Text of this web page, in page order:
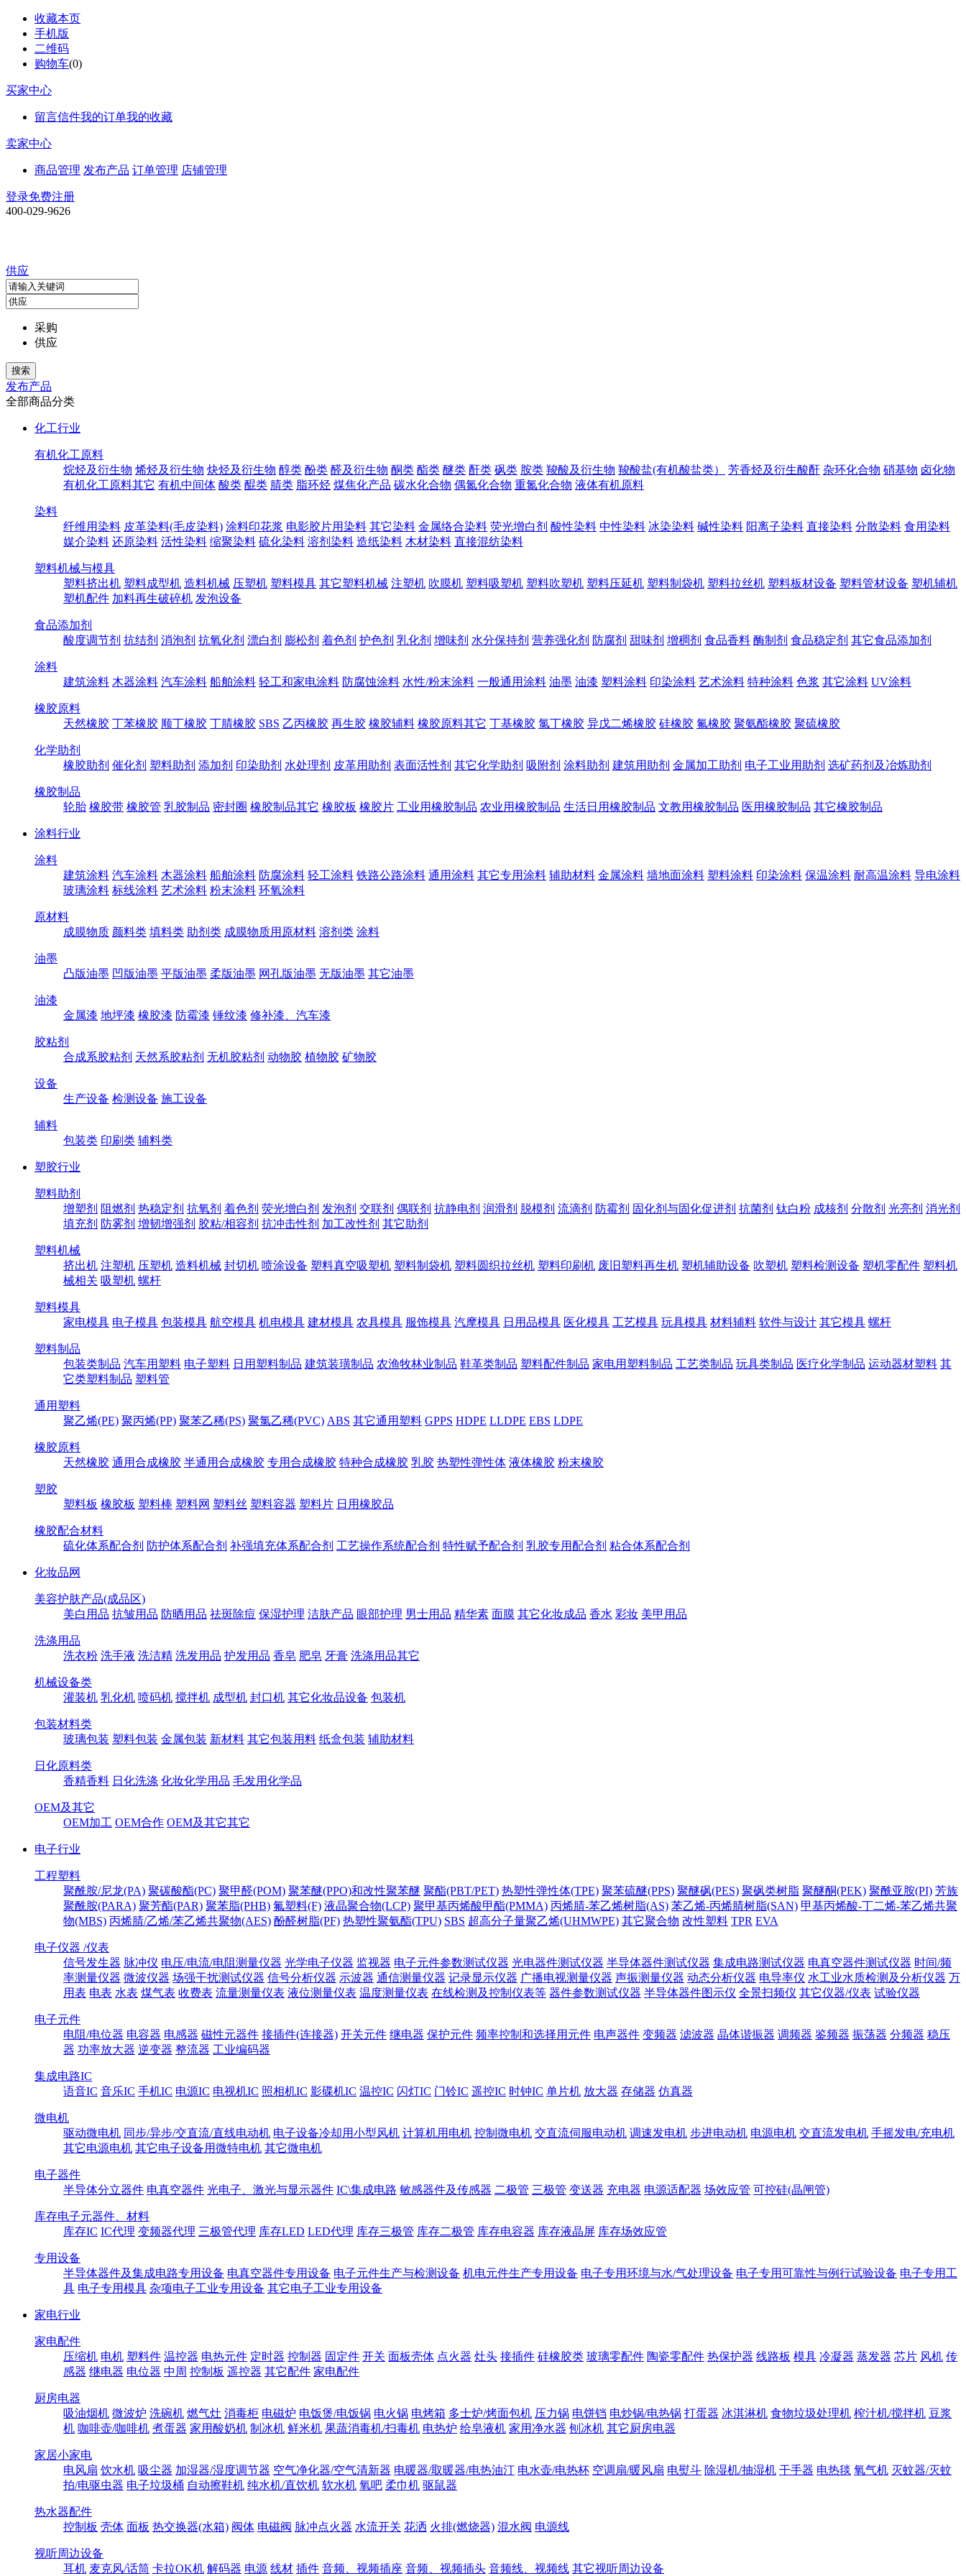
收藏本页
手机版
二维码
购物车(0)
买家中心
留言信件我的订单我的收藏
卖家中心
商品管理 发布产品 订单管理 店铺管理
登录免费注册
400-029-9626
供应
采购
供应
发布产品
全部商品分类
化工行业
有机化工原料
烷烃及衍生物 烯烃及衍生物 炔烃及衍生物 醇类 酚类 醛及衍生物 酮类 酯类 醚类 酐类 砜类 胺类 羧酸及衍生物 羧酸盐(有机酸盐类） 芳香烃及衍生酸酐 杂环化合物 硝基物 卤化物
有机化工原料其它 有机中间体 酸类 醌类 腈类 脂环烃 煤焦化产品 碳水化合物 偶氮化合物 重氮化合物 液体有机原料
染料
纤维用染料 皮革染料(毛皮染料) 涂料印花浆 电影胶片用染料 其它染料 金属络合染料 荧光增白剂 酸性染料 中性染料 冰染染料 碱性染料 阳离子染料 直接染料 分散染料 食用染料
媒介染料 还原染料 活性染料 缩聚染料 硫化染料 溶剂染料 造纸染料 木材染料 直接混纺染料
塑料机械与模具
塑料挤出机 塑料成型机 造料机械 压塑机 塑料模具 其它塑料机械 注塑机 吹膜机 塑料吸塑机 塑料吹塑机 塑料压延机 塑料制袋机 塑料拉丝机 塑料板材设备 塑料管材设备 塑机辅机
塑机配件 加料再生破碎机 发泡设备
食品添加剂
酸度调节剂 抗结剂 消泡剂 抗氧化剂 漂白剂 膨松剂 着色剂 护色剂 乳化剂 增味剂 水分保持剂 营养强化剂 防腐剂 甜味剂 增稠剂 食品香料 酶制剂 食品稳定剂 其它食品添加剂
涂料
建筑涂料 木器涂料 汽车涂料 船舶涂料 轻工和家电涂料 防腐蚀涂料 水性/粉末涂料 一般通用涂料 油墨 油漆 塑料涂料 印染涂料 艺术涂料 特种涂料 色浆 其它涂料 UV涂料
橡胶原料
天然橡胶 丁苯橡胶 顺丁橡胶 丁腈橡胶 SBS 乙丙橡胶 再生胶 橡胶辅料 橡胶原料其它 丁基橡胶 氯丁橡胶 异戊二烯橡胶 硅橡胶 氟橡胶 聚氨酯橡胶 聚硫橡胶
化学助剂
橡胶助剂 催化剂 塑料助剂 添加剂 印染助剂 水处理剂 皮革用助剂 表面活性剂 其它化学助剂 吸附剂 涂料助剂 建筑用助剂 金属加工助剂 电子工业用助剂 选矿药剂及冶炼助剂
橡胶制品
轮胎 橡胶带 橡胶管 乳胶制品 密封圈 橡胶制品其它 橡胶板 橡胶片 工业用橡胶制品 农业用橡胶制品 生活日用橡胶制品 文教用橡胶制品 医用橡胶制品 其它橡胶制品
涂料行业
涂料
建筑涂料 汽车涂料 木器涂料 船舶涂料 防腐涂料 轻工涂料 铁路公路涂料 通用涂料 其它专用涂料 辅助材料 金属涂料 墙地面涂料 塑料涂料 印染涂料 保温涂料 耐高温涂料 导电涂料
玻璃涂料 标线涂料 艺术涂料 粉末涂料 环氧涂料
原材料
成膜物质 颜料类 填料类 助剂类 成膜物质用原材料 溶剂类 涂料
油墨
凸版油墨 凹版油墨 平版油墨 柔版油墨 网孔版油墨 无版油墨 其它油墨
油漆
金属漆 地坪漆 橡胶漆 防霉漆 锤纹漆 修补漆、汽车漆
胶粘剂
合成系胶粘剂 天然系胶粘剂 无机胶粘剂 动物胶 植物胶 矿物胶
设备
生产设备 检测设备 施工设备
辅料
包装类 印刷类 辅料类
塑胶行业
塑料助剂
增塑剂 阻燃剂 热稳定剂 抗氧剂 着色剂 荧光增白剂 发泡剂 交联剂 偶联剂 抗静电剂 润滑剂 脱模剂 流滴剂 防霉剂 固化剂与固化促进剂 抗菌剂 钛白粉 成核剂 分散剂 光亮剂 消光剂
填充剂 防雾剂 增韧增强剂 胶粘/相容剂 抗冲击性剂 加工改性剂 其它助剂
塑料机械
挤出机 注塑机 压塑机 造料机械 封切机 喷涂设备 塑料真空吸塑机 塑料制袋机 塑料圆织拉丝机 塑料印刷机 废旧塑料再生机 塑机辅助设备 吹塑机 塑料检测设备 塑机零配件 塑料机
械相关 吸塑机 螺杆
塑料模具
家电模具 电子模具 包装模具 航空模具 机电模具 建材模具 农具模具 服饰模具 汽摩模具 日用品模具 医化模具 工艺模具 玩具模具 材料辅料 软件与设计 其它模具 螺杆
塑料制品
包装类制品 汽车用塑料 电子塑料 日用塑料制品 建筑装璜制品 农渔牧林业制品 鞋革类制品 塑料配件制品 家电用塑料制品 工艺类制品 玩具类制品 医疗化学制品 运动器材塑料 其
它类塑料制品 塑料管
通用塑料
聚乙烯(PE) 聚丙烯(PP) 聚苯乙稀(PS) 聚氯乙稀(PVC) ABS 其它通用塑料 GPPS HDPE LLDPE EBS LDPE
橡胶原料
天然橡胶 通用合成橡胶 半通用合成橡胶 专用合成橡胶 特种合成橡胶 乳胶 热塑性弹性体 液体橡胶 粉末橡胶
塑胶
塑料板 橡胶板 塑料棒 塑料网 塑料丝 塑料容器 塑料片 日用橡胶品
橡胶配合材料
硫化体系配合剂 防护体系配合剂 补强填充体系配合剂 工艺操作系统配合剂 特性赋予配合剂 乳胶专用配合剂 粘合体系配合剂
化妆品网
美容护肤产品(成品区)
美白用品 抗皱用品 防晒用品 祛斑除痘 保湿护理 洁肤产品 眼部护理 男士用品 精华素 面膜 其它化妆成品 香水 彩妆 美甲用品
洗涤用品
洗衣粉 洗手液 洗洁精 洗发用品 护发用品 香皂 肥皂 牙膏 洗涤用品其它
机械设备类
灌装机 乳化机 喷码机 搅拌机 成型机 封口机 其它化妆品设备 包装机
包装材料类
玻璃包装 塑料包装 金属包装 新材料 其它包装用料 纸盒包装 辅助材料
日化原料类
香精香料 日化洗涤 化妆化学用品 毛发用化学品
OEM及其它
OEM加工 OEM合作 OEM及其它其它
电子行业
工程塑料
聚酰胺/尼龙(PA) 聚碳酸酯(PC) 聚甲醛(POM) 聚苯醚(PPO)和改性聚苯醚 聚酯(PBT/PET) 热塑性弹性体(TPE) 聚苯硫醚(PPS) 聚醚砜(PES) 聚砜类树脂 聚醚酮(PEK) 聚酰亚胺(PI) 芳族
聚酰胺(PARA) 聚芳酯(PAR) 聚苯脂(PHB) 氟塑料(F) 液晶聚合物(LCP) 聚甲基丙烯酸甲酯(PMMA) 丙烯腈-苯乙烯树脂(AS) 苯乙烯-丙烯腈树脂(SAN) 甲基丙烯酸-丁二烯-苯乙烯共聚
物(MBS) 丙烯腈/乙烯/苯乙烯共聚物(AES) 酚醛树脂(PF) 热塑性聚氨酯(TPU) SBS 超高分子量聚乙烯(UHMWPE) 其它聚合物 改性塑料 TPR EVA
电子仪器 /仪表
信号发生器 脉冲仪 电压/电流/电阻测量仪器 光学电子仪器 监视器 电子元件参数测试仪器 光电器件测试仪器 半导体器件测试仪器 集成电路测试仪器 电真空器件测试仪器 时间/频
率测量仪器 微波仪器 场强干扰测试仪器 信号分析仪器 示波器 通信测量仪器 记录显示仪器 广播电视测量仪器 声振测量仪器 动态分析仪器 电导率仪 水工业水质检测及分析仪器 万
用表 电表 水表 煤气表 收费表 流量测量仪表 液位测量仪表 温度测量仪表 在线检测及控制仪表等 器件参数测试仪器 半导体器件图示仪 全景扫频仪 其它仪器/仪表 试验仪器
电子元件
电阻/电位器 电容器 电感器 磁性元器件 接插件(连接器) 开关元件 继电器 保护元件 频率控制和选择用元件 电声器件 变频器 滤波器 晶体谐振器 调频器 鉴频器 振荡器 分频器 稳压
器 功率放大器 逆变器 整流器 工业编码器
集成电路IC
语音IC 音乐IC 手机IC 电源IC 电视机IC 照相机IC 影碟机IC 温控IC 闪灯IC 门铃IC 遥控IC 时钟IC 单片机 放大器 存储器 仿真器
微电机
驱动微电机 同步/异步/交直流/直线电动机 电子设备冷却用小型风机 计算机用电机 控制微电机 交直流伺服电动机 调速发电机 步进电动机 电源电机 交直流发电机 手摇发电/充电机
其它电源电机 其它电子设备用微特电机 其它微电机
电子器件
半导体分立器件 电真空器件 光电子、激光与显示器件 IC\集成电路 敏感器件及传感器 二极管 三极管 变送器 充电器 电源适配器 场效应管 可控硅(晶闸管)
库存电子元器件、材料
库存IC IC代理 变频器代理 三极管代理 库存LED LED代理 库存三极管 库存二极管 库存电容器 库存液晶屏 库存场效应管
专用设备
半导体器件及集成电路专用设备 电真空器件专用设备 电子元件生产与检测设备 机电元件生产专用设备 电子专用环境与水/气处理设备 电子专用可靠性与例行试验设备 电子专用工
具 电子专用模具 杂项电子工业专用设备 其它电子工业专用设备
家电行业
家电配件
压缩机 电机 塑料件 温控器 电热元件 定时器 控制器 固定件 开关 面板壳体 点火器 灶头 接插件 硅橡胶类 玻璃零配件 陶瓷零配件 热保护器 线路板 模具 冷凝器 蒸发器 芯片 风机 传
感器 继电器 电位器 中周 控制板 遥控器 其它配件 家电配件
厨房电器
吸油烟机 微波炉 洗碗机 燃气灶 消毒柜 电磁炉 电饭煲/电饭锅 电火锅 电烤箱 多士炉/烤面包机 压力锅 电饼铛 电炒锅/电热锅 打蛋器 冰淇淋机 食物垃圾处理机 榨汁机/搅拌机 豆浆
机 咖啡壶/咖啡机 煮蛋器 家用酸奶机 制冰机 鲜米机 果蔬消毒机/扫毒机 电热炉 给皂液机 家用净水器 刨冰机 其它厨房电器
家居小家电
电风扇 饮水机 吸尘器 加湿器/湿度调节器 空气净化器/空气清新器 电暖器/取暖器/电热油汀 电水壶/电热杯 空调扇/暖风扇 电熨斗 除湿机/抽湿机 干手器 电热毯 氧气机 灭蚊器/灭蚊
拍/电驱虫器 电子垃圾桶 自动擦鞋机 纯水机/直饮机 软水机 氧吧 柔巾机 驱鼠器
热水器配件
控制板 壳体 面板 热交换器(水箱) 阀体 电磁阀 脉冲点火器 水流开关 花洒 火排(燃烧器) 混水阀 电源线
视听周边设备
耳机 麦克风/话筒 卡拉OK机 解码器 电源 线材 插件 音频、视频插座 音频、视频插头 音频线、视频线 其它视听周边设备